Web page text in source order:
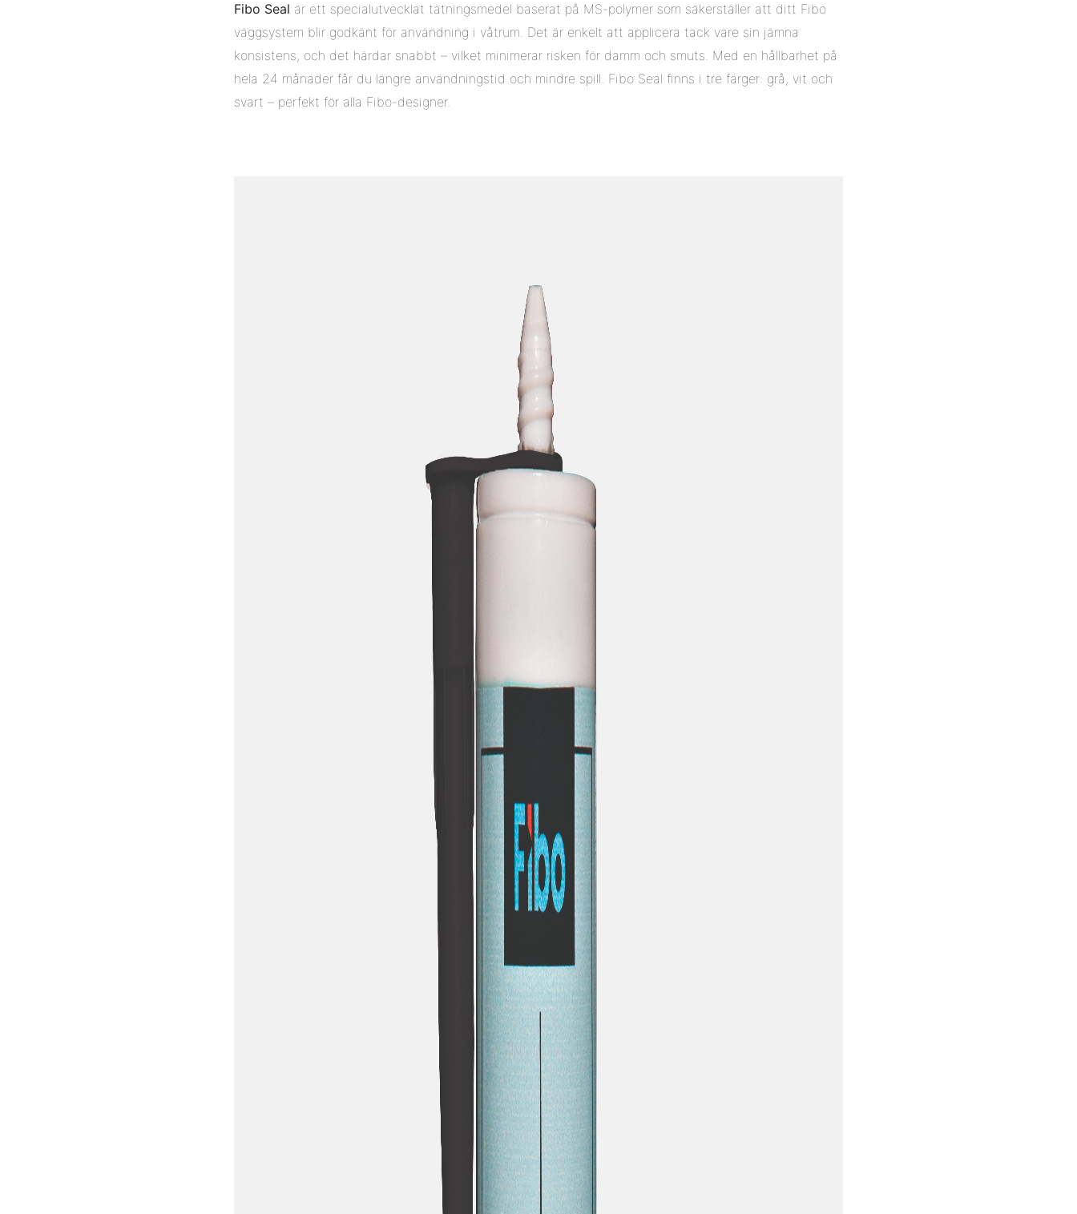
Fibo Seal är ett specialutvecklat tätningsmedel baserat på MS-polymer som säkerställer att ditt Fibo
väggsystem blir godkänt för användning i våtrum. Det är enkelt att applicera tack vare sin jämna
konsistens, och det härdar snabbt – vilket minimerar risken för damm och smuts. Med en hållbarhet på
hela 24 månader får du längre användningstid och mindre spill. Fibo Seal finns i tre färger: grå, vit och
svart – perfekt för alla Fibo-designer.